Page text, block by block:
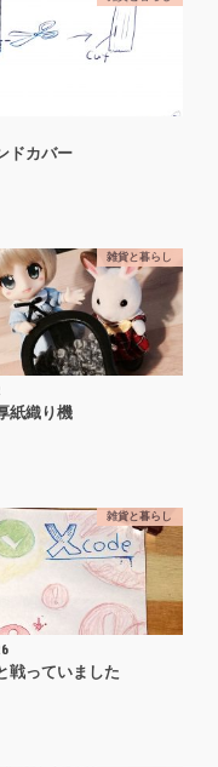
ドカバー
雑貨と暮らし
紙織り機
雑貨と暮らし
戦っていました